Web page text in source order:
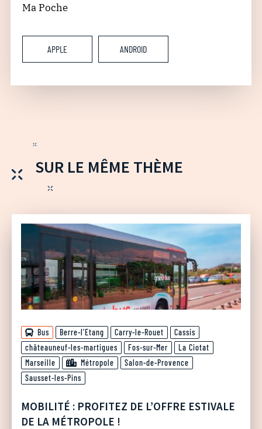
Ma Poche
APPLE ANDROID
SUR LE MÊME THÈME
Bus Berre-l'Etang Carry-le-Rouet
Cassis
châteauneuf-les-martigues
Fos-sur-Mer
La Ciotat
Marseille
Métropole
Salon-de-Provence
Sausset-les-Pins
MOBILITÉ : PROFITEZ DE L’OFFRE ESTIVALE
DE LA MÉTROPOLE !